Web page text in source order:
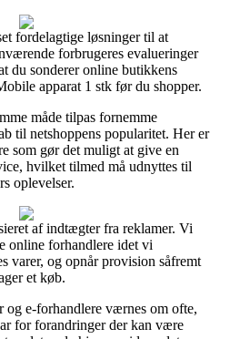
fordelagtige løsninger til at
forbrugeres evalueringer
du sonderer online butikkens
apparat 1 stk før du shopper.
måde tilpas fornemme
til netshoppens popularitet. Her er
som gør det muligt at give en
hvilket tilmed må udnyttes til
oplevelser.
af indtægter fra reklamer. Vi
online forhandlere idet vi
varer, og opnår provision såfremt
et køb.
e-forhandlere værnes om ofte,
for forandringer der kan være